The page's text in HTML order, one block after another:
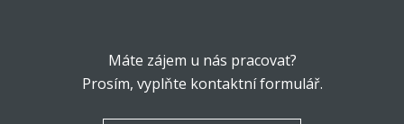
Máte zájem u nás pracovat?
Prosím, vyplňte kontaktní formulář.